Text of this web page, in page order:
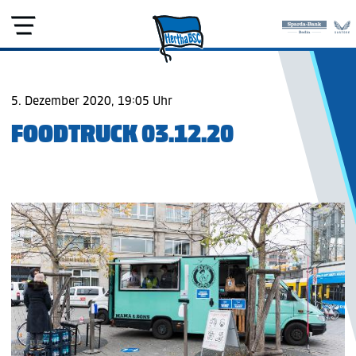
5. Dezember 2020, 19:05 Uhr
FOODTRUCK 03.12.20